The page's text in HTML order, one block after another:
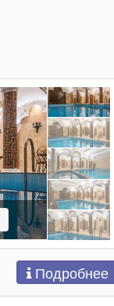
Подробнее